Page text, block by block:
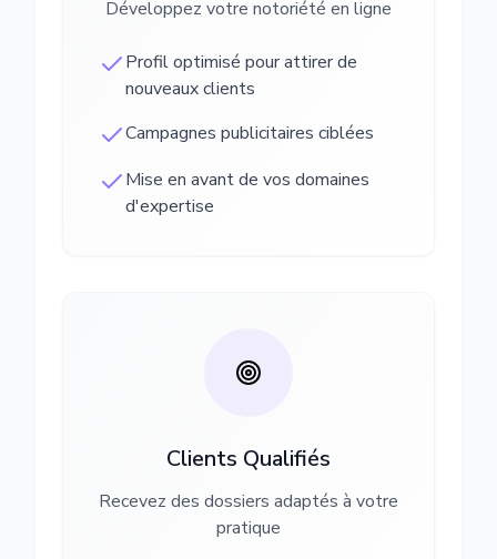
Développez votre notoriété en ligne
Profil optimisé pour attirer de
nouveaux clients
Campagnes publicitaires ciblées
Mise en avant de vos domaines
d'expertise
Clients Qualifiés
Recevez des dossiers adaptés à votre
pratique